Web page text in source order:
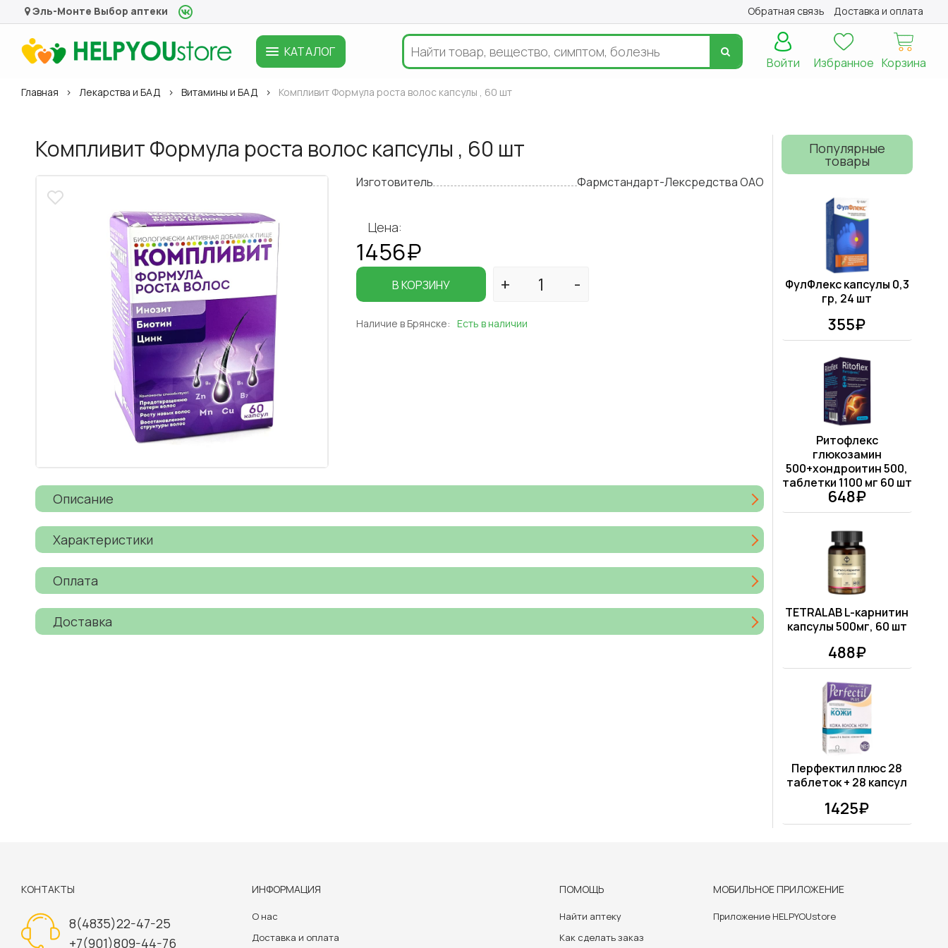
Эль-Монте Выбор аптеки Обратная связь Доставка и оплата
КАТАЛОГ
Корзина
Избранное
Войти
Главная Лекарства и БАД Витамины и БАД Компливит Формула роста волос капсулы , 60 шт
Компливит Формула роста волос капсулы , 60 шт
Изготовитель Фармстандарт-Лексредства ОАО
Цена:
1456₽
В КОРЗИНУ
Наличие в Брянске: Есть в наличии
Описание
Характеристики
Оплата
Доставка
Популярные
товары
ФулФлекс капсулы 0,3
гр, 24 шт
355₽
Ритофлекс
глюкозамин
500+хондроитин 500,
таблетки 1100 мг 60 шт
648₽
TETRALAB L-карнитин
капсулы 500мг, 60 шт
488₽
Перфектил плюс 28
таблеток + 28 капсул
1425₽
КОНТАКТЫ
8(4835)22-47-25
+7(901)809-44-76
ИНФОРМАЦИЯ
О нас
Доставка и оплата
ПОМОЩЬ
Найти аптеку
Как сделать заказ
МОБИЛЬНОЕ ПРИЛОЖЕНИЕ
Приложение HELPYOUstore